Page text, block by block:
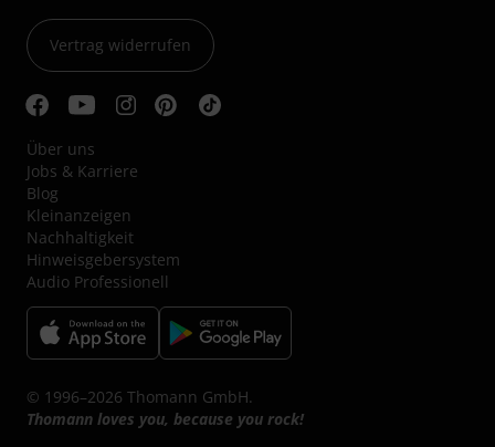
Vertrag widerrufen
Über uns
Jobs & Karriere
Blog
Kleinanzeigen
Nachhaltigkeit
Hinweisgebersystem
Audio Professionell
© 1996–2026 Thomann GmbH.
Thomann loves you, because you rock!